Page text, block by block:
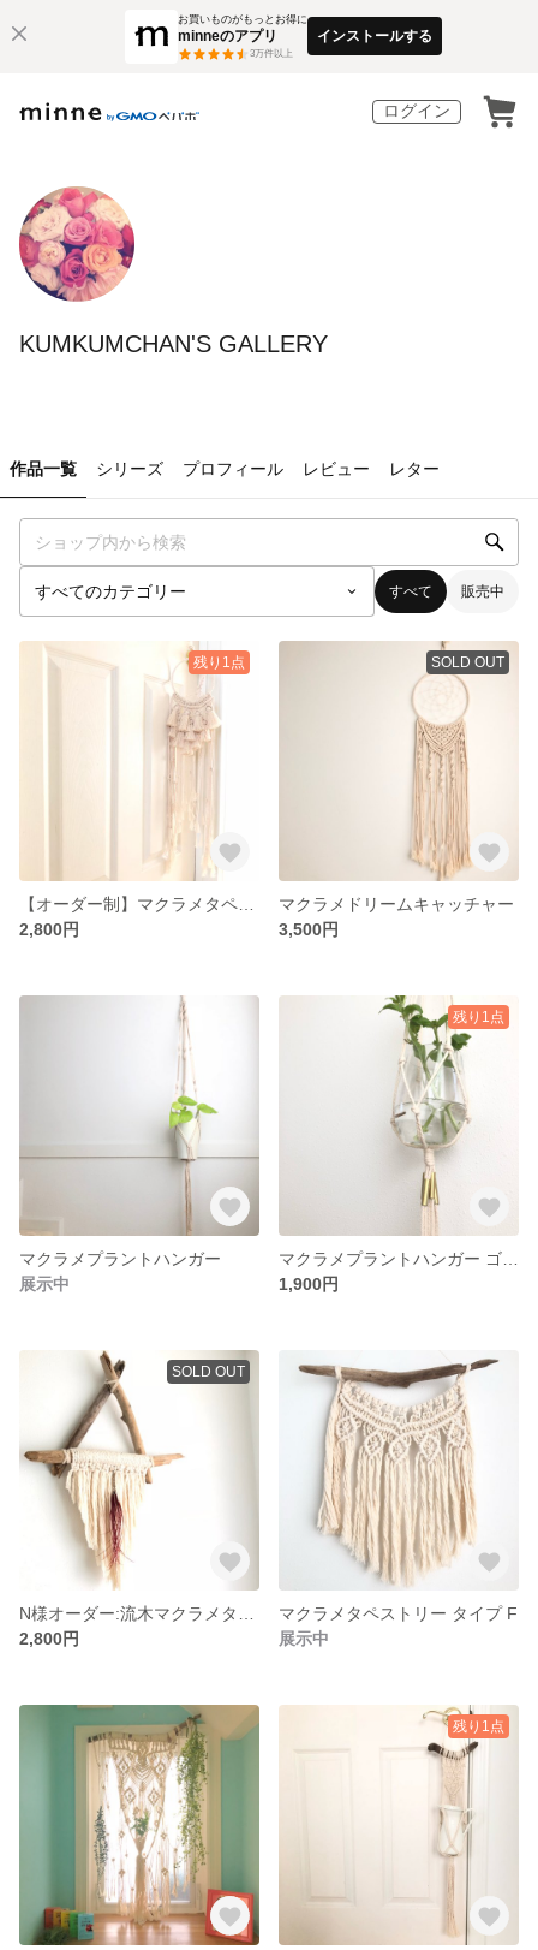
お買いものがもっとお得に
minneのアプリ
3万件以上
インストールする
ログイン
KUMKUMCHAN'S GALLERY
作品一覧 シリーズ プロフィール レビュー レター
すべて 販売中
残り1点
2,800円
SOLD OUT
マクラメドリームキャッチャー
3,500円
マクラメプラントハンガー
展示中
残り1点
1,900円
SOLD OUT
2,800円
マクラメタペストリー タイプ F
展示中
残り1点